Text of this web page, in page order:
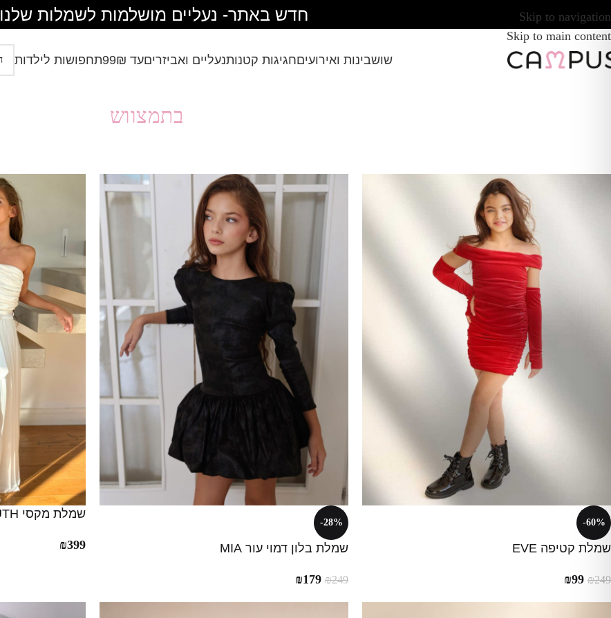
Skip to navigation
Skip to main content
חדש באתר- נעליים מושלמות לשמלות שלנו
שושבינות ואירועיםחגיגות קטנותנעליים ואביזריםעד 99₪ תחפושות לילדות
בתמצווש
-60%
שמלת קטיפה EVE
₪249
₪99
-28%
שמלת בלון דמוי עור MIA
₪249
₪179
שמלת מקסי RUTH
₪399